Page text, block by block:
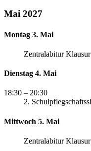
Mai 2027
Montag 3. Mai
Zentralabitur
Dienstag 4. Mai
18:30 – 20:30
2.
Mittwoch 5. Mai
Zentralabitur